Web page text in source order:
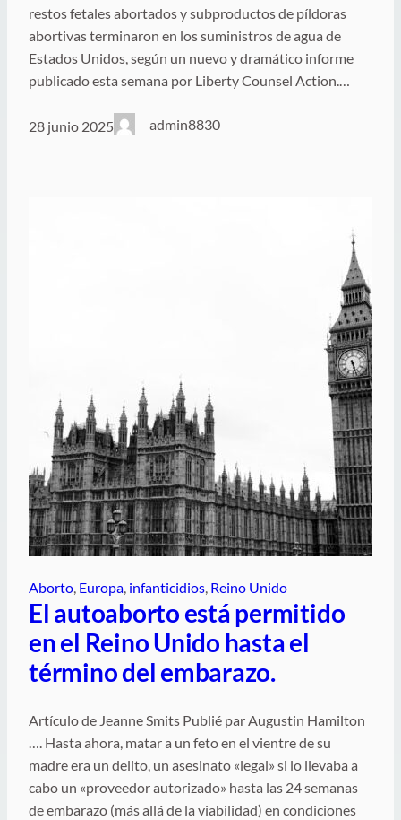
restos fetales abortados y subproductos de píldoras
abortivas terminaron en los suministros de agua de
Estados Unidos, según un nuevo y dramático informe
publicado esta semana por Liberty Counsel Action.…
28 junio 2025 admin8830
Aborto, Europa, infanticidios, Reino Unido
El autoaborto está permitido
en el Reino Unido hasta el
término del embarazo.
Artículo de Jeanne Smits Publié par Augustin Hamilton
…. Hasta ahora, matar a un feto en el vientre de su
madre era un delito, un asesinato «legal» si lo llevaba a
cabo un «proveedor autorizado» hasta las 24 semanas
de embarazo (más allá de la viabilidad) en condiciones